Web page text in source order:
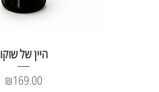
היין של שוקו
Price
₪169.00